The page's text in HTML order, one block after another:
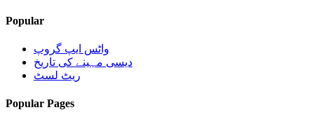
Popular
واٹس ایپ گروپ
دیسی مہینے کی تاریخ
ریٹ لسٹ
Popular Pages